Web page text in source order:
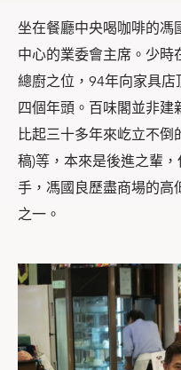
坐在餐廳中央喝咖啡的馮
中心的業委會主席。少時
總廚之位，94年向家具
四個年頭。百味閣並非建
比起三十多年來屹立不倒
稿)等，本來是後進之輩
手，馮國良歷盡商場的高
之一。